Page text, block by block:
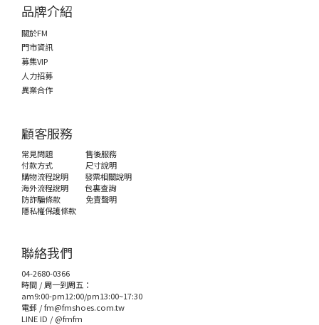
品牌介紹
關於FM
門市資訊
募集VIP
人力招募
異業合作
顧客服務
常見問題
售後服務
付款方式
尺寸說明
購物流程說明
發票相關說明
海外流程說明
包裏查詢
防詐騙條款
免責聲明
隱私權保護條款
聯絡我們
04-2680-0366
時間 / 周一到周五：
am9:00-pm12:00/pm13:00~17:30
電郵 /fm@fmshoes.com.tw
LINE ID / @fmfm